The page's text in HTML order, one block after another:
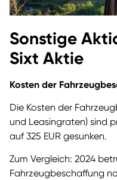
Sonstige
Sixt Aktie
Kosten der
Die Kosten der
und Leasingraten) sind
auf 325 EUR gesunken.
Zum Vergleich: 2024
Fahrzeugbeschaffung